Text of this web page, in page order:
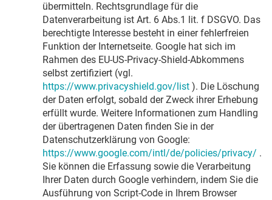
übermitteln. Rechtsgrundlage für die
Datenverarbeitung ist Art. 6 Abs.1 lit. f DSGVO. Das
berechtigte Interesse besteht in einer fehlerfreien
Funktion der Internetseite. Google hat sich im
Rahmen des EU-US-Privacy-Shield-Abkommens
selbst zertifiziert (vgl.
https://www.privacyshield.gov/list ). Die Löschung
der Daten erfolgt, sobald der Zweck ihrer Erhebung
erfüllt wurde. Weitere Informationen zum Handling
der übertragenen Daten finden Sie in der
Datenschutzerklärung von Google:
https://www.google.com/intl/de/policies/privacy/ .
Sie können die Erfassung sowie die Verarbeitung
Ihrer Daten durch Google verhindern, indem Sie die
Ausführung von Script-Code in Ihrem Browser